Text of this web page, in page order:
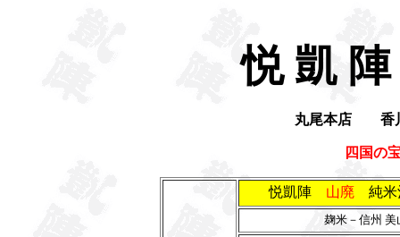
悦 凱 陣
丸尾本店 香
四国の
悦凱陣 山廃純米
麹米－信州